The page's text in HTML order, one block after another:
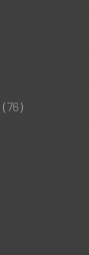
(76)